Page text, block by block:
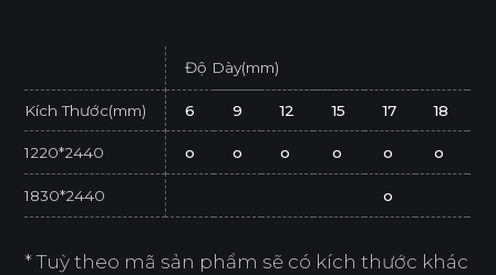
Độ Dày(mm)
Kích Thước(mm) 6 9 12 15 17 18
1220*2440 o o o o o o
1830*2440 o
* Tuỳ theo mã sản phẩm sẽ có kích thước khác